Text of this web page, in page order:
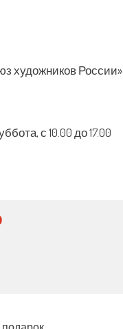
художников России»
с 10.00 до 17.00